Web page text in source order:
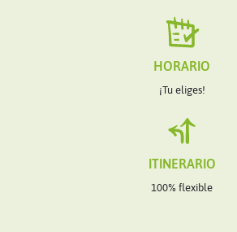
HORARIO
¡Tu eliges!
ITINERARIO
100% flexible